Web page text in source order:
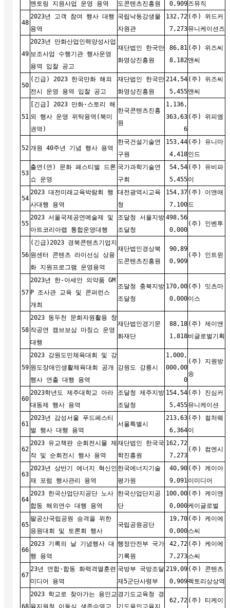
멘토링 지원사업 운영 용역
도콘텐츠진흥원 0,909즈뮤직
48
2023년 고객 참여 행사 대행
용역
국립낙동강생물
자원관
132,72
7,273
(주) 위드커
뮤니케이션즈
49
2023년 만화산업인력양성사업
보조사업 수행기관 행사운영
용역 입찰 공고
재단법인 한국만
화영상진흥원
86,81
8,182
(주) 위즈씨
앤씨
50
(긴급) 2023 한국만화 해외
전시 운영 용역 입찰 공고
재단법인 한국만
화영상진흥원
214,54
5,455
(주) 위즈씨
앤씨
51
[긴급] 2023 만화·스토리 해
외 행사 운영 위탁용역(북미
권역)
한국콘텐츠진흥
원
1,136,
363,63
6
(주) 위피엠
52 개원 40주년 기념 행사 용역
한국건설기술연
구원
153,44
4,418
(주) 유니마
인드
53
출연(연) 문화 페스티벌 드론
쇼 운영
국가과학기술연
구회
54,54
5,455
(주) 유비파
이
54
2023 대전미래교육박람회 행
사대행 용역
대전광역시교육
청
154,37
7,100
(주) 이앤애
드
55
2023 서울국제공연예술제 및
아트코리아랩 통합운영대행
조달청 서울지방
조달청
498,56
0,000
(주) 인벤투
56
(긴급)2023 경북콘텐츠기업지
원센터 콘텐츠 라이선싱 상용
화 지원프로그램 운영용역
재단법인경상북
도콘텐츠진흥원
90,89
0,909
(주) 인트윈
57
2023년 한-아세안 의약품 GM
P 조사관 교육 및 콘퍼런스
개최
조달청 충북지방
조달청
170,00
0,000
(주) 잇츠마
이스
58
2023 동두천 문화자원활용 창
작공연 캠브보삼 마칭쇼 운영
대행
재단법인경기문
화재단
88,18
1,818
(주) 제이앤
비글로벌기획
59
2023 강원도민체육대회 및 강
원도장애인생활체육대회 공개
행사 연출 대행 용역
강원도 강릉시
1,000,
000,00
0
(주) 지원방
송
60
2023학년도 제주대학교 아라
대동제 행사 용역
조달청 제주지방
조달청
154,54
5,455
( 주) 진심커
뮤니케이션
61
2023년 감성서울 푸드페스티
벌 행사 대행 용역
서울특별시
213,63
6,364
(주) 컬처웨
이
62
2023 유교책판 순회전시물 제
작 및 순회전시 행사 용역
재단법인 한국국
학진흥원
162,72
7,273
(주) 컴엔시
63
2023년 상반기 에너지 혁신인
재 포럼 행사관리 용역
한국에너지기술
평가원
40,90
9,091
(주) 케이아
이미디어
64
2023 한국산업단지공단 노사
합동 해외연수 대행 용역
한국산업단지공
단
100,00
0,000
(주) 케이앤
케이글로벌
65
팔공산국립공원 승격을 위한
응원대회 및 토론회 행사
국립공원공단
19,70
0,000
(주) 케이에
스씨
66
2023 기록의 날 기념행사 대
행 용역
행정안전부 국가
기록원
42,72
7,273
(주) 케이에
스씨
67
23년 연합·합동 화력격멸훈련
미디어 용역
국방부 국방조달
제5군단사령부
219,09
0,909
(주) 콘텐츠
펙토리상상역
2023 학교로 찾아가는 용인교 경기도교육청 경
62,72 (주) 티케이